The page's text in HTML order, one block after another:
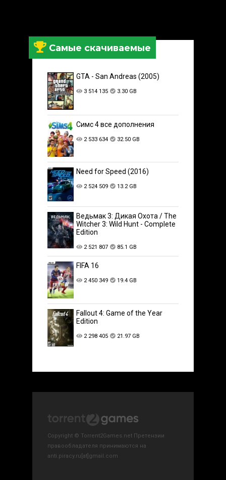
Самые скачиваемые
GTA - San Andreas (2005)
3 514 135 3.30 GB
Симс 4 все дополнения
2 533 634 32.50 GB
Need for Speed (2016)
2 524 509 13.2 GB
Ведьмак 3: Дикая Охота / The
Witcher 3: Wild Hunt - Complete
Edition
2 521 807 85.1 GB
FIFA 16
2 450 349 19.4 GB
Fallout 4: Game of the Year
Edition
2 298 405 21.97 GB
Copyright © Torrent2Games.net Претензии
правообладателя принимаются на
anti.piracy.ru[at]gmail.com